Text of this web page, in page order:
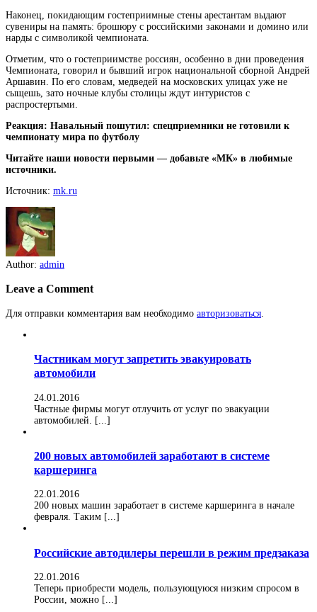
Наконец, покидающим гостеприимные стены арестантам выдают
сувениры на память: брошюру с российскими законами и домино или
нарды с символикой чемпионата.
Отметим, что о гостеприимстве россиян, особенно в дни проведения
Чемпионата, говорил и бывший игрок национальной сборной Андрей
Аршавин. По его словам, медведей на московских улицах уже не
сыщешь, зато ночные клубы столицы ждут интуристов с
распростертыми.
Реакция: Навальный пошутил: спецприемники не готовили к
чемпионату мира по футболу
Читайте наши новости первыми — добавьте «МК» в любимые
источники.
Источник: mk.ru
Author: admin
Leave a Comment
Для отправки комментария вам необходимо авторизоваться
Частникам могут запретить эвакуировать
автомобили
24.01.2016
Частные фирмы могут отлучить от услуг по эвакуации
автомобилей. [...]
200 новых автомобилей заработают в системе
каршеринга
22.01.2016
200 новых машин заработает в системе каршеринга в начале
февраля. Таким [...]
Российские автодилеры перешли в режим предзаказа
22.01.2016
Теперь приобрести модель, пользующуюся низким спросом в
России, можно [...]